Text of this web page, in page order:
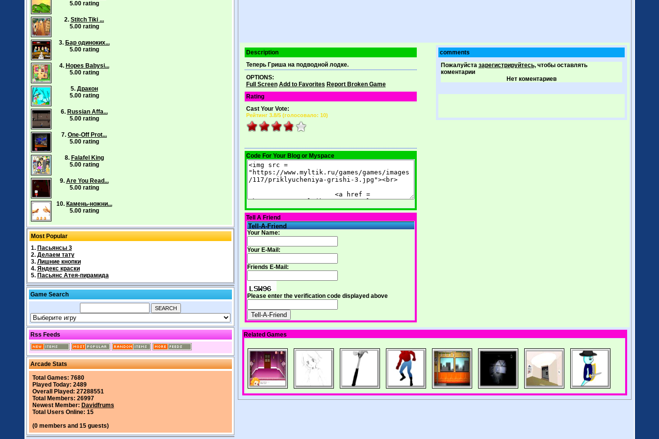
5.00 rating
2. Stitch Tiki ...
5.00 rating
3. Бар одиноких...
5.00 rating
4. Hopes Babysi...
5.00 rating
5. Дракон
5.00 rating
6. Russian Affa...
5.00 rating
7. One-Off Prot...
5.00 rating
8. Falafel King
5.00 rating
9. Are You Read...
5.00 rating
10. Камень-ножни...
5.00 rating
Most Popular
1. Пасьянсы 3
2. Делаем тату
3. Лишние кнопки
4. Яндекс краски
5. Пасьянс Атея-пирамида
Game Search
Rss Feeds
Arcade Stats
Total Games: 7680
Played Today: 2489
Overall Played: 27288551
Total Members: 26997
Newest Member: Davidfrums
Total Users Online: 15
(0 members and 15 guests)
Description
Теперь Гриша на подводной лодке.
OPTIONS:
Full Screen Add to Favorites Report Broken Game
Rating
Cast Your Vote:
Рейтинг 3.8/5 (голосовало: 10)
Code For Your Blog or Myspace
Tell A Friend
Tell-A-Friend
Your Name:
Your E-Mail:
Friends E-Mail:
Please enter the verification code displayed above
comments
Пожалуйста зарегистрируйтесь,чтобы оставлять
коментарии
Нет коментариев
Related Games